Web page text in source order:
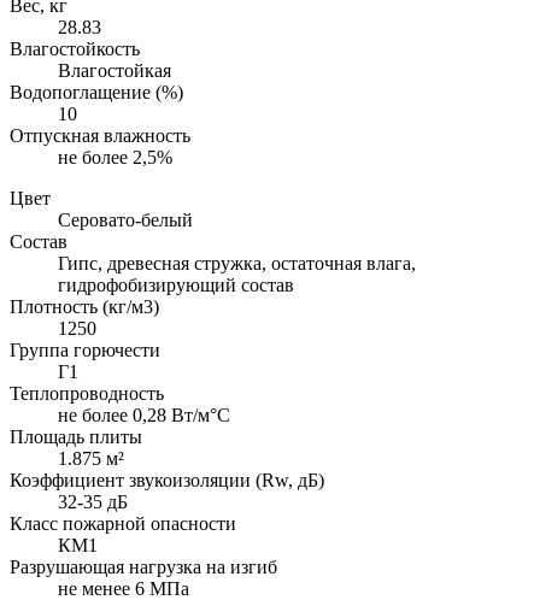
Вес, кг
28.83
Влагостойкость
Влагостойкая
Водопоглащение (%)
10
Отпускная влажность
не более 2,5%
Цвет
Серовато-белый
Состав
Гипс, древесная стружка, остаточная влага,
гидрофобизирующий состав
Плотность (кг/м3)
1250
Группа горючести
Г1
Теплопроводность
не более 0,28 Вт/м°С
Площадь плиты
1.875 м²
Коэффициент звукоизоляции (Rw, дБ)
32-35 дБ
Класс пожарной опасности
КМ1
Разрушающая нагрузка на изгиб
не менее 6 МПа